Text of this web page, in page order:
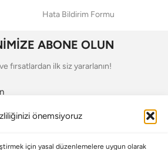
önemsiyoruz
için yasal düzenlemelere uygun olarak
Hata Bildirim Formu
ABONE OLUN
fırsatlardan ilk siz yararlanın!
Takip Edin